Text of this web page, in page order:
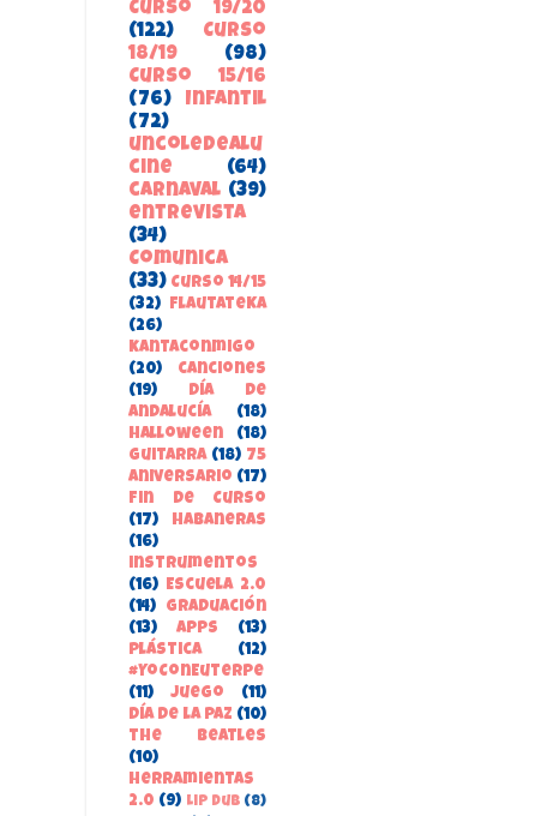
Curso 19/20
(122)
Curso
18/19
(98)
Curso 15/16
(76)
Infantil
(72)
uncoledealu
cine
(64)
carnaval (39)
entrevista
(34)
ComunicA
(33) Curso 14/15
(32)
FlautateKa
(26)
kantaconmigo
(20)
canciones
(19)
Día de
Andalucía
(18)
Halloween
(18)
guitarra (18) 75
aniversario (17)
Fin de Curso
(17)
habaneras
(16)
instrumentos
(16) Escuela 2.0
(14)
Graduación
(13)
apps
(13)
Plástica
(12)
#YoConEuterpe
(11)
juego
(11)
Día de la Paz (10)
the beatles
(10)
herramientas
2.0 (9) Lip Dub (8)